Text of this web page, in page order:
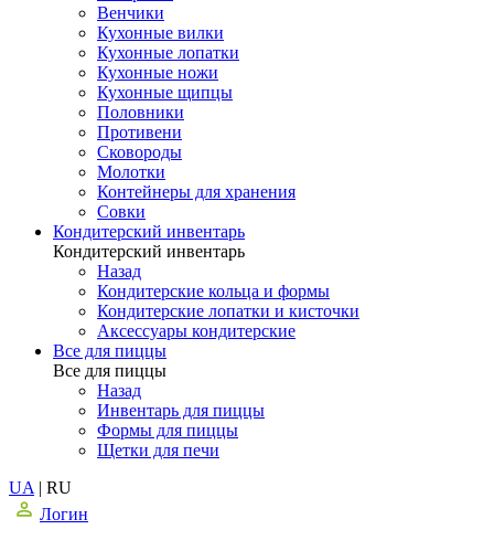
Венчики
Кухонные вилки
Кухонные лопатки
Кухонные ножи
Кухонные щипцы
Половники
Противени
Сковороды
Молотки
Контейнеры для хранения
Совки
Кондитерский инвентарь
Кондитерский инвентарь
Назад
Кондитерские кольца и формы
Кондитерские лопатки и кисточки
Аксессуары кондитерские
Все для пиццы
Все для пиццы
Назад
Инвентарь для пиццы
Формы для пиццы
Щетки для печи
UA | RU
Логин